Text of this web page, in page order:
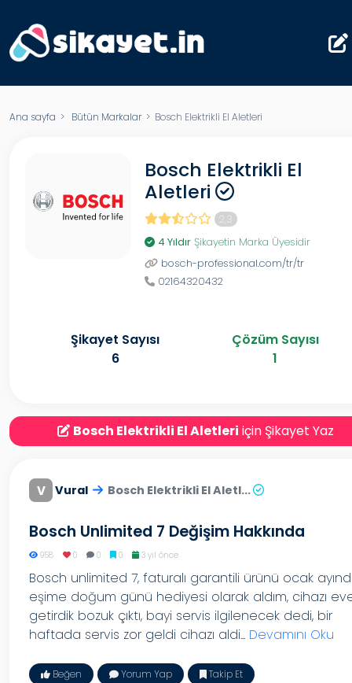
Ana sayfa > Bütün Markalar> Bosch Elektrikli El Aletleri
Bosch Elektrikli El
Aletleri
2,3
4 Yıldır Şikayetin Marka Üyesidir
bosch-professional.com/tr/tr
02164320432
Şikayet Sayısı
6
Çözüm Sayısı
1
Bosch Elektrikli El Aletleri için Şikayet Yaz
V Vural Bosch Elektrikli El Aletl...
Bosch Unlimited 7 Değişim Hakkında
958 0 0 0 3 yıl önce
Bosch unlimited 7, faturalı garantili ürünü ocak
eşime doğum günü hediyesi olarak aldım, cihazı
getirdik bozuk çıktı, bayi servis ilgilenecek dedi, bir
haftada servis zor geldi cihazı aldi... Devamını Oku
Beğen Yorum Yap Takip Et